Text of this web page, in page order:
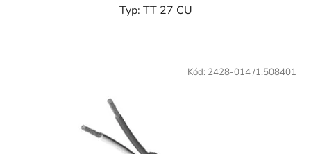
Typ: TT 27 CU
Kód: 2428-014 /1.508401